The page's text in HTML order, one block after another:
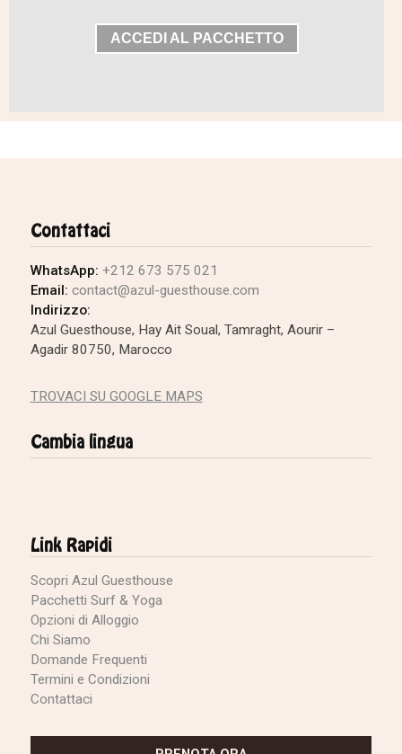
ACCEDI AL PACCHETTO
Contattaci
WhatsApp: +212 673 575 021
Email: contact@azul-guesthouse.com
Indirizzo:
Azul Guesthouse, Hay Ait Soual, Tamraght, Aourir –
Agadir 80750, Marocco
TROVACI SU GOOGLE MAPS
Cambia lingua
Link Rapidi
Scopri Azul Guesthouse
Pacchetti Surf & Yoga
Opzioni di Alloggio
Chi Siamo
Domande Frequenti
Termini e Condizioni
Contattaci